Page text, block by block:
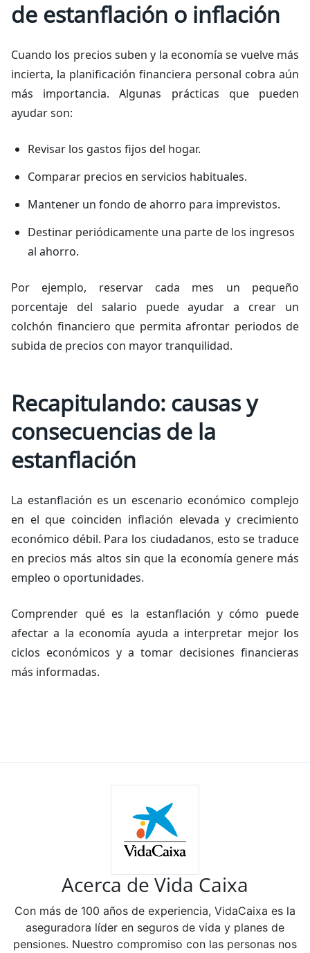
de estanflación o inflación
Cuando los precios suben y la economía se vuelve más
incierta, la planificación financiera personal cobra aún
más importancia. Algunas prácticas que pueden
ayudar son:
Revisar los gastos fijos del hogar.
Comparar precios en servicios habituales.
Mantener un fondo de ahorro para imprevistos.
Destinar periódicamente una parte de los ingresos
al ahorro.
Por ejemplo, reservar cada mes un pequeño
porcentaje del salario puede ayudar a crear un
colchón financiero que permita afrontar periodos de
subida de precios con mayor tranquilidad.
Recapitulando: causas y
consecuencias de la
estanflación
La estanflación es un escenario económico complejo
en el que coinciden inflación elevada y crecimiento
económico débil. Para los ciudadanos, esto se traduce
en precios más altos sin que la economía genere más
empleo o oportunidades.
Comprender qué es la estanflación y cómo puede
afectar a la economía ayuda a interpretar mejor los
ciclos económicos y a tomar decisiones financieras
más informadas.
Acerca de Vida Caixa
Con más de 100 años de experiencia, VidaCaixa es la
aseguradora líder en seguros de vida y planes de
pensiones. Nuestro compromiso con las personas nos